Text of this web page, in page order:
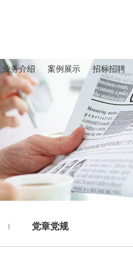
业务介绍 案例展示 招标招聘
党章党规